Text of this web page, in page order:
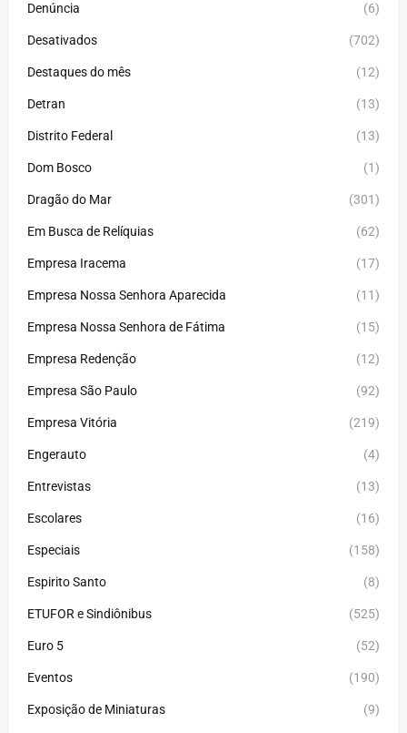
Denúncia (6)
Desativados (702)
Destaques do mês (12)
Detran (13)
Distrito Federal (13)
Dom Bosco (1)
Dragão do Mar (301)
Em Busca de Relíquias (62)
Empresa Iracema (17)
Empresa Nossa Senhora Aparecida (11)
Empresa Nossa Senhora de Fátima (15)
Empresa Redenção (12)
Empresa São Paulo (92)
Empresa Vitória (219)
Engerauto (4)
Entrevistas (13)
Escolares (16)
Especiais (158)
Espirito Santo (8)
ETUFOR e Sindiônibus (525)
Euro 5 (52)
Eventos (190)
Exposição de Miniaturas (9)